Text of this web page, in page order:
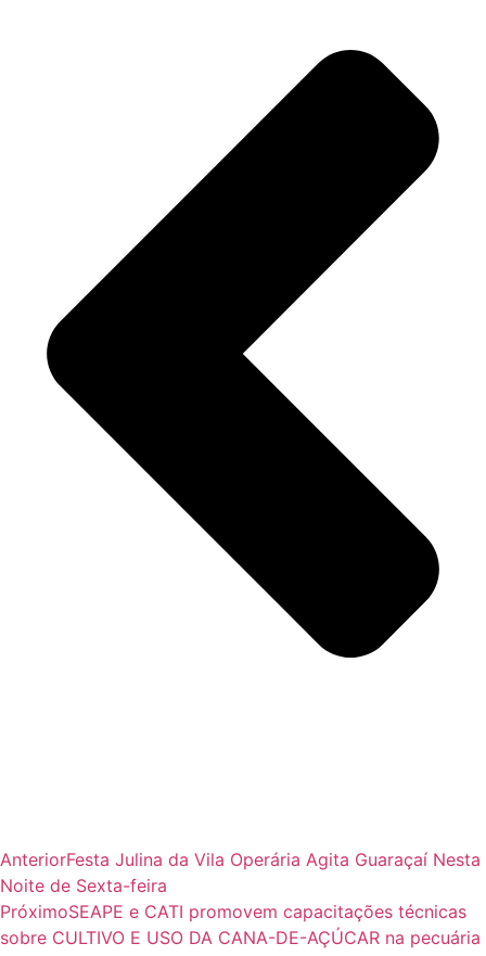
AnteriorFesta Julina da Vila Operária Agita Guaraçaí Nesta
Noite de Sexta-feira
PróximoSEAPE e CATI promovem capacitações técnicas
sobre CULTIVO E USO DA CANA-DE-AÇÚCAR na pecuária